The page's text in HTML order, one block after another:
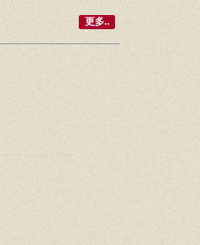
更多..